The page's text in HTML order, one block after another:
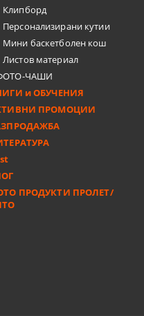
Клипборд
Персонализирани кутии
Мини баскетболен кош
Листов материал
ЧАШИ
и ОБУЧЕНИЯ
ПРОМОЦИИ
ПРОДУКТИ ПРОЛЕТ/